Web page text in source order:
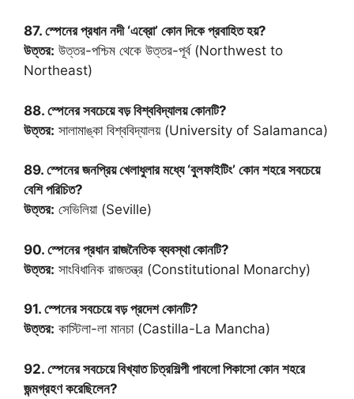
87. স্পেনের প্রধান নদী ‘এব্রো’ কোন দিকে প্রবাহিত হয়?
উত্তর: উত্তর-পশ্চিম থেকে উত্তর-পূর্ব (Northwest to
Northeast)
88. স্পেনের সবচেয়ে বড় বিশ্ববিদ্যালয় কোনটি?
উত্তর: সালামাঙ্কা বিশ্ববিদ্যালয় (University of Salamanca)
89. স্পেনের জনপ্রিয় খেলাধুলার মধ্যে ‘বুলফাইটিং’ কোন শহরে সবচেয়ে
বেশি পরিচিত?
উত্তর: সেভিলিয়া (Seville)
90. স্পেনের প্রধান রাজনৈতিক ব্যবস্থা কোনটি?
উত্তর: সাংবিধানিক রাজতন্ত্র (Constitutional Monarchy)
91. স্পেনের সবচেয়ে বড় প্রদেশ কোনটি?
উত্তর: কাস্টিলা-লা মানচা (Castilla-La Mancha)
92. স্পেনের সবচেয়ে বিখ্যাত চিত্রশিল্পী পাবলো পিকাসো কোন শহরে
জন্মগ্রহণ করেছিলেন?